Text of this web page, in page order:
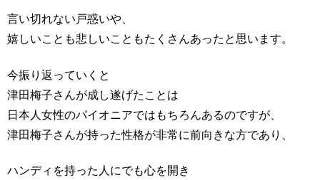
言い切れない戸惑いや、
嬉しいことも悲しいこともたくさんあったと思います。
今振り返っていくと
津田梅子さんが成し遂げたことは
日本人女性のパイオニアではもちろんあるのですが、
津田梅子さんが持った性格が非常に前向きな方であり、
ハンディを持った人にでも心を開き